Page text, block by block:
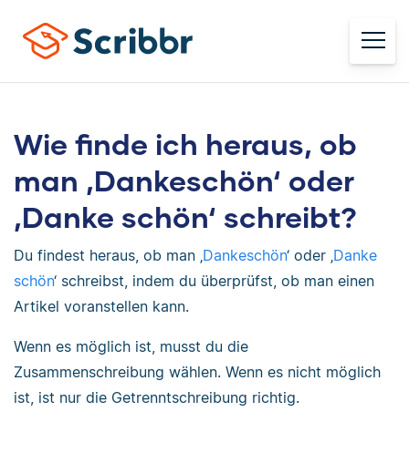
Wie finde ich heraus, ob
man ‚Dankeschön‘ oder
‚Danke schön‘ schreibt?
Du findest heraus, ob man ‚Dankeschön‘ oder ‚Danke
schön‘ schreibst, indem du überprüfst, ob man einen
Artikel voranstellen kann.
Wenn es möglich ist, musst du die
Zusammenschreibung wählen. Wenn es nicht möglich
ist, ist nur die Getrenntschreibung richtig.